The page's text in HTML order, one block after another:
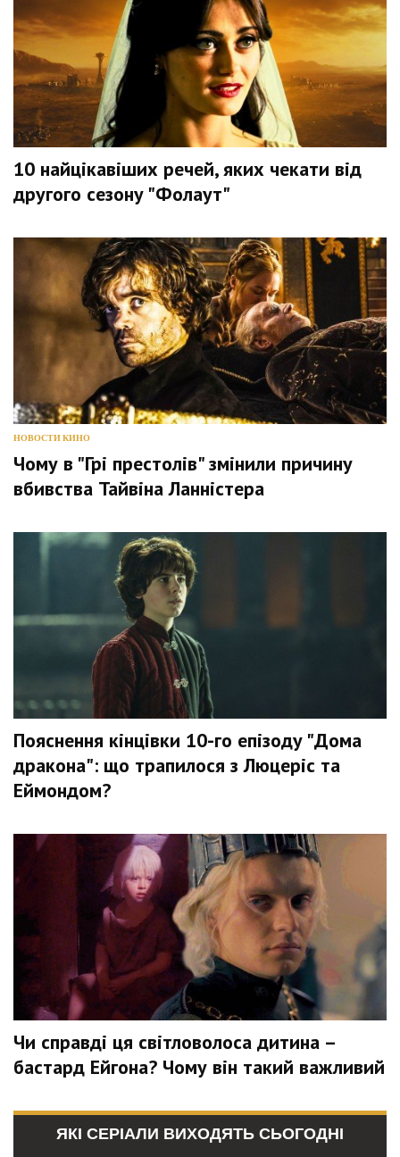
10 найцікавіших речей, яких чекати від
другого сезону "Фолаут"
НОВОСТИ КИНО
Чому в "Грі престолів" змінили причину
вбивства Тайвіна Ланністера
Пояснення кінцівки 10-го епізоду "Дома
дракона": що трапилося з Люцеріс та
Еймондом?
Чи справді ця світловолоса дитина –
бастард Ейгона? Чому він такий важливий
ЯКІ СЕРІАЛИ ВИХОДЯТЬ СЬОГОДНІ